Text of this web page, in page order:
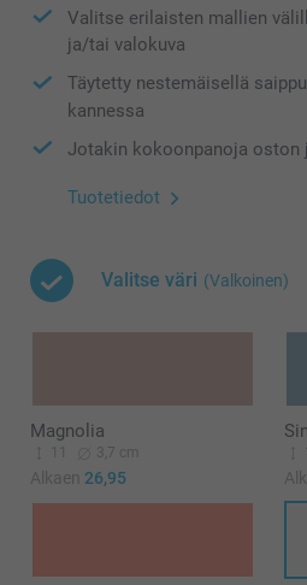
Valitse erilaisten mallien
ja/tai valokuva
Täytetty nestemäisellä
kannessa
Jotakin kokoonpanoja oston
Tuotetiedot
Valitse väri (Valkoinen)
Magnolia
3,7 cm
Alkaen 26,95